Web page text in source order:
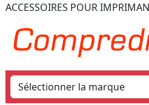
ACCESSOIRES POUR